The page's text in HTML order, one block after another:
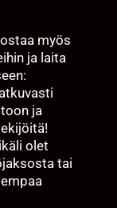
myös
ja laita
ja
olet
tai